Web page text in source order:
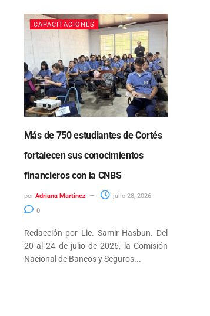
CAPACITACIONES
Más de 750 estudiantes de Cortés
fortalecen sus conocimientos
financieros con la CNBS
por Adriana Martinez
julio 28, 2026
0
Redacción por Lic. Samir Hasbun. Del
20 al 24 de julio de 2026, la Comisión
Nacional de Bancos y Seguros...